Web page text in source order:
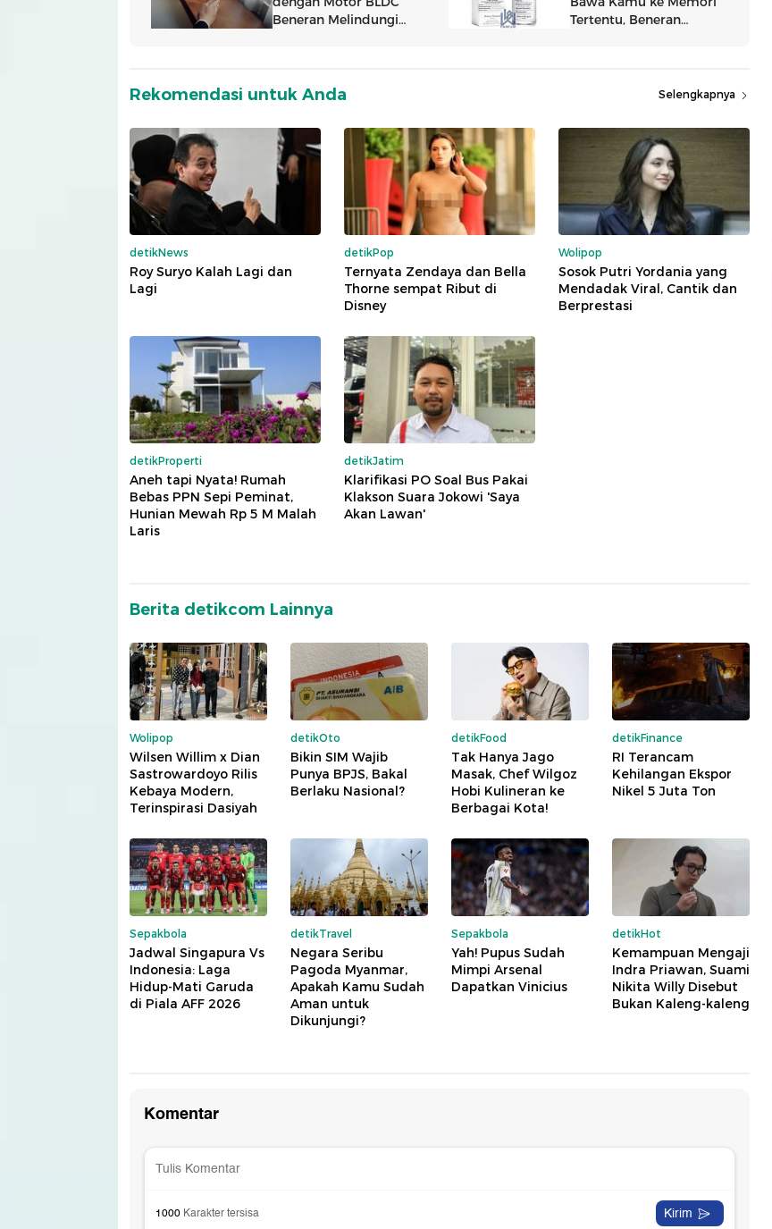
Rekomendasi untuk Anda Selengkapnya
detikNews
Roy Suryo Kalah Lagi dan
Lagi
detikPop
Ternyata Zendaya dan Bella
Thorne sempat Ribut di
Disney
Wolipop
Sosok Putri Yordania yang
Mendadak Viral, Cantik dan
Berprestasi
detikProperti
Aneh tapi Nyata! Rumah
Bebas PPN Sepi Peminat,
Hunian Mewah Rp 5 M Malah
Laris
detikJatim
Klarifikasi PO Soal Bus Pakai
Klakson Suara Jokowi 'Saya
Akan Lawan'
Berita detikcom Lainnya
Wolipop
Wilsen Willim x Dian
Sastrowardoyo Rilis
Kebaya Modern,
Terinspirasi Dasiyah
detikOto
Bikin SIM Wajib
Punya BPJS, Bakal
Berlaku Nasional?
detikFood
Tak Hanya Jago
Masak, Chef Wilgoz
Hobi Kulineran ke
Berbagai Kota!
detikFinance
RI Terancam
Kehilangan Ekspor
Nikel 5 Juta Ton
Sepakbola
Jadwal Singapura Vs
Indonesia: Laga
Hidup-Mati Garuda
di Piala AFF 2026
detikTravel
Negara Seribu
Pagoda Myanmar,
Apakah Kamu Sudah
Aman untuk
Dikunjungi?
Sepakbola
Yah! Pupus Sudah
Mimpi Arsenal
Dapatkan Vinicius
detikHot
Kemampuan Mengaji
Indra Priawan, Suami
Nikita Willy Disebut
Bukan Kaleng-kaleng